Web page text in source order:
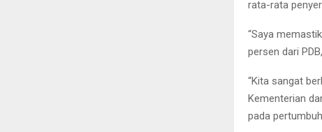
rata-rata
“Saya
persen dari
“Kita sangat
Kementerian
pada